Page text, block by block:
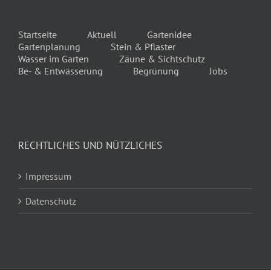
Startseite Aktuell
Gartenidee
Gartenplanung
Stein & Pflaster
Wasser im Garten
Zäune & Sichtschutz
Be- & Entwässerung
Begrünung Jobs
RECHTLICHES UND NÜTZLICHES
Impressum
Datenschutz